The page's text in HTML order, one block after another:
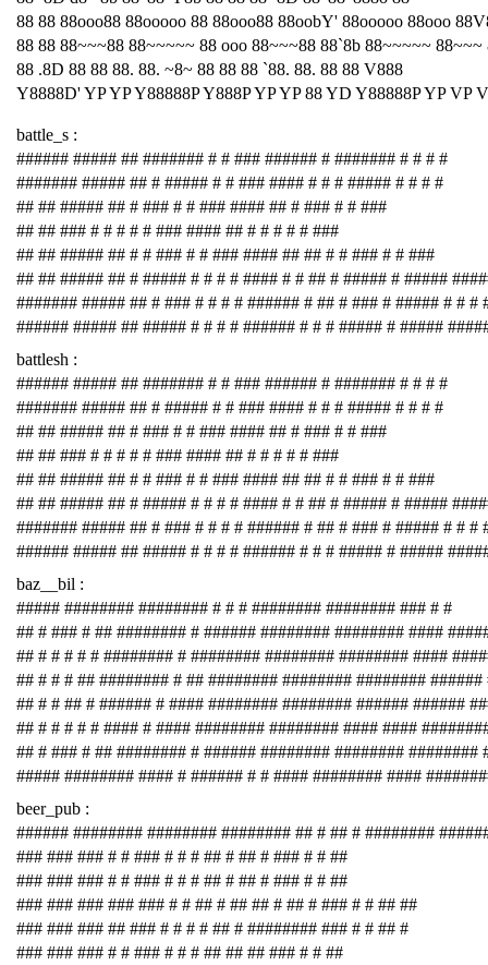
88 88 88ooo88 88ooooo 88 88ooo88 88oobY' 88ooooo 88ooo
88 88 88~~~88 88~~~~~ 88 ooo 88~~~88 88`8b 88~~~~~ 88~~~
88 .8D 88 88 88. 88. ~8~ 88 88 88 `88. 88. 88 88 V888
Y8888D' YP YP Y88888P Y888P YP YP 88 YD Y88888P YP VP
battle_s :
###### ##### ## ####### # # ### ###### # ####### # # # #
####### ##### ## # ##### # # ### #### # # # ##### # # # #
## ## ##### ## # ### # # ### #### ## # ### # # ###
## ## ### # # # # # ### #### ## # # # # # ###
## ## ##### ## # # ### # # ### #### ## ## # # ### # # ###
## ## ##### ## # ##### # # # # #### # # ## # ##### # #####
####### ##### ## # ### # # # # ###### # ## # ### # ##### # # #
###### ##### ## ##### # # # # ###### # # # ##### # #####
battlesh :
###### ##### ## ####### # # ### ###### # ####### # # # #
####### ##### ## # ##### # # ### #### # # # ##### # # # #
## ## ##### ## # ### # # ### #### ## # ### # # ###
## ## ### # # # # # ### #### ## # # # # # ###
## ## ##### ## # # ### # # ### #### ## ## # # ### # # ###
## ## ##### ## # ##### # # # # #### # # ## # ##### # #####
####### ##### ## # ### # # # # ###### # ## # ### # ##### # # #
###### ##### ## ##### # # # # ###### # # # ##### # #####
baz__bil :
##### ######## ######## # # # ######## ######## ### # #
## # ### # ## ######## # ###### ######## ######## ####
## # # # # # ######## # ######## ######## ######## ####
## # # # ## ######## # ## ######## ######## ######## ######
## # # ## # ###### # #### ######## ######## ###### ######
## # # # # # #### # #### ######## ######## #### ####
## # ### # ## ######## # ###### ######## ######## ########
##### ######## #### # ###### # # #### ######## ####
beer_pub :
###### ######## ######## ######## ## # ## # ########
### ### ### # # ### # # # ## # ## # ### # # ##
### ### ### # # ### # # # ## # ## # ### # # ##
### ### ### ### ### # # ## # ## ## # ## # ### # # ## ##
### ### ### ## ### # # # # ## # ######## ### # # ## #
### ### ### # # ### # # # ## ## ## ### # # ##